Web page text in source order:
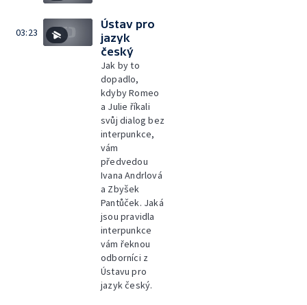
03:23
Ústav pro
jazyk
český
Jak by to
dopadlo,
kdyby Romeo
a Julie říkali
svůj dialog bez
interpunkce,
vám
předvedou
Ivana Andrlová
a Zbyšek
Pantůček. Jaká
jsou pravidla
interpunkce
vám řeknou
odborníci z
Ústavu pro
jazyk český.